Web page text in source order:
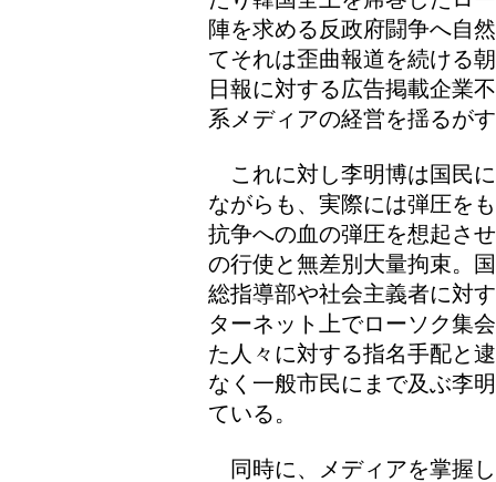
陣を求める反政府闘争へ自
てそれは歪曲報道を続ける
日報に対する広告掲載企業
系メディアの経営を揺るが
これに対し李明博は国民
ながらも、実際には弾圧を
抗争への血の弾圧を想起さ
の行使と無差別大量拘束。
総指導部や社会主義者に対
ターネット上でローソク集
た人々に対する指名手配と
なく一般市民にまで及ぶ李
ている。
同時に、メディアを掌握